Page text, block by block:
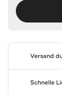
Versand
Schnelle